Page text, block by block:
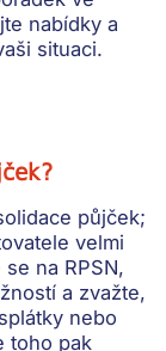
nabídky a
situaci.
půjček;
velmi
se na RPSN,
a zvažte,
nebo
toho pak